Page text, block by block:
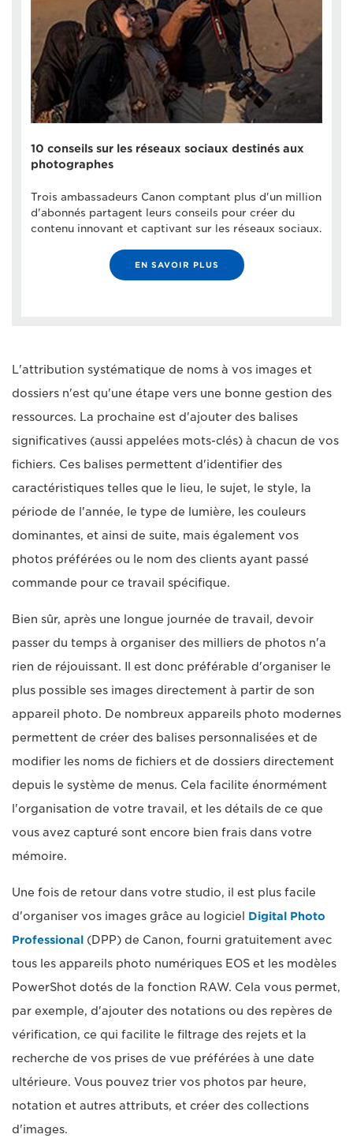
10 conseils sur les réseaux sociaux destinés aux
photographes
Trois ambassadeurs Canon comptant plus d'un million
d'abonnés partagent leurs conseils pour créer du
contenu innovant et captivant sur les réseaux sociaux.
EN SAVOIR PLUS
L'attribution systématique de noms à vos images et
dossiers n'est qu'une étape vers une bonne gestion des
ressources. La prochaine est d'ajouter des balises
significatives (aussi appelées mots-clés) à chacun de vos
fichiers. Ces balises permettent d'identifier des
caractéristiques telles que le lieu, le sujet, le style, la
période de l'année, le type de lumière, les couleurs
dominantes, et ainsi de suite, mais également vos
photos préférées ou le nom des clients ayant passé
commande pour ce travail spécifique.
Bien sûr, après une longue journée de travail, devoir
passer du temps à organiser des milliers de photos n'a
rien de réjouissant. Il est donc préférable d'organiser le
plus possible ses images directement à partir de son
appareil photo. De nombreux appareils photo modernes
permettent de créer des balises personnalisées et de
modifier les noms de fichiers et de dossiers directement
depuis le système de menus. Cela facilite énormément
l'organisation de votre travail, et les détails de ce que
vous avez capturé sont encore bien frais dans votre
mémoire.
Une fois de retour dans votre studio, il est plus facile
d'organiser vos images grâce au logiciel Digital Photo
Professional (DPP) de Canon, fourni gratuitement avec
tous les appareils photo numériques EOS et les modèles
PowerShot dotés de la fonction RAW. Cela vous permet,
par exemple, d'ajouter des notations ou des repères de
vérification, ce qui facilite le filtrage des rejets et la
recherche de vos prises de vue préférées à une date
ultérieure. Vous pouvez trier vos photos par heure,
notation et autres attributs, et créer des collections
d'images.